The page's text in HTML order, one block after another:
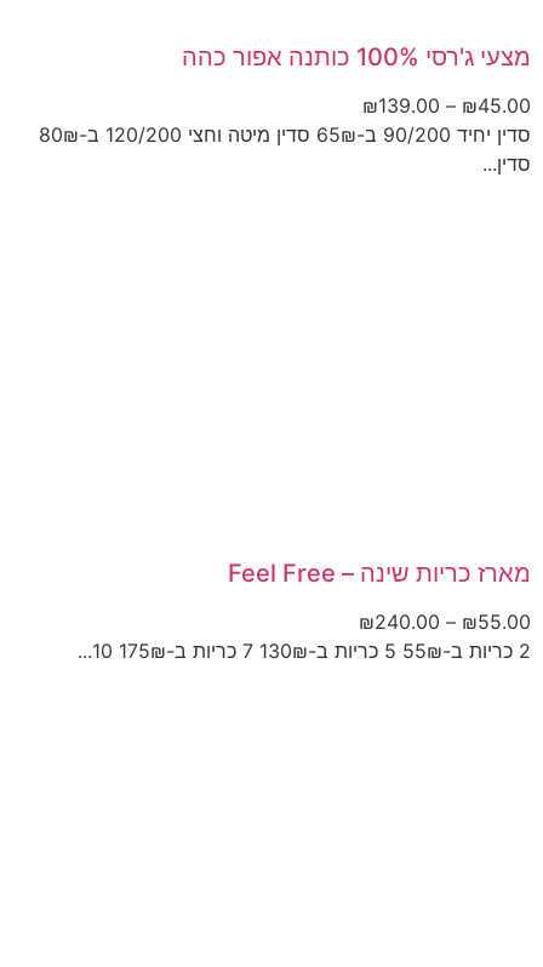
מצעי ג'רסי 100% כותנה אפור כהה
₪45.00
–
₪139.00
סדין יחיד 90/200 ב-65₪ סדין מיטה וחצי 120/200 ב-80₪
סדין...
מארז כריות שינה – Feel Free
₪55.00
–
₪240.00
2 כריות ב-55₪ 5 כריות ב-130₪ 7 כריות ב-175₪ 10...